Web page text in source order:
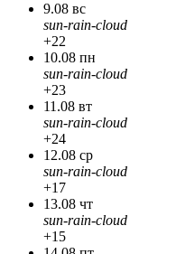
9.08 вс
sun-rain-cloud
+22
10.08 пн
sun-rain-cloud
+23
11.08 вт
sun-rain-cloud
+24
12.08 ср
sun-rain-cloud
+17
13.08 чт
sun-rain-cloud
+15